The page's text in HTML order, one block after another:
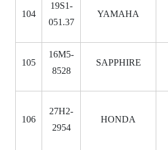
104
19S1-
051.37
YAMAHA
105
16M5-
8528
SAPPHIRE
106
27H2-
2954
HONDA